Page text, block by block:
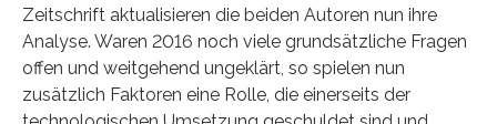
Zeitschrift aktualisieren die beiden Autoren nun ihre
Analyse. Waren 2016 noch viele grundsätzliche Fragen
offen und weitgehend ungeklärt, so spielen nun
zusätzlich Faktoren eine Rolle, die einerseits der